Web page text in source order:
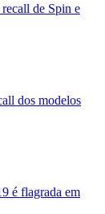
de Spin e
dos modelos
é flagrada em